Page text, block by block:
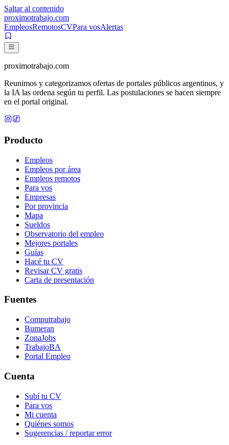
Saltar al contenido
proximotrabajo.com
EmpleosRemotosCVPara vosAlertas
proximotrabajo.com
Reunimos y categorizamos ofertas de portales públicos argentinos, y
la IA las ordena según tu perfil. Las postulaciones se hacen siempre
en el portal original.
Producto
Empleos
Empleos por área
Empleos remotos
Para vos
Empresas
Por provincia
Mapa
Sueldos
Observatorio del empleo
Mejores portales
Guías
Hacé tu CV
Revisar CV gratis
Carta de presentación
Fuentes
Computrabajo
Bumeran
ZonaJobs
TrabajoBA
Portal Empleo
Cuenta
Subí tu CV
Para vos
Mi cuenta
Quiénes somos
Sugerencias / reportar error